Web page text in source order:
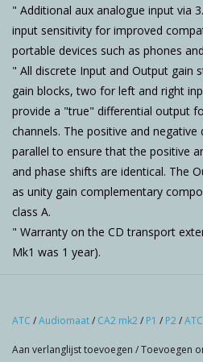
" Additional aux analogue input via
input sensitivity for improved
portable devices such as phones
" All discrete Input and Output gain
gain blocks, two for left and right
provide a "true" differential output
channels. The positive and negative
parallel to ensure that the positive
and phase shifts are identical. The
as unity gain complementary
class A.
" Warranty on the CD transport
Mk1 was 1 year).
ATC /Audiomaat/ CA2 mk2/ P1 / P2/ATC
Aan verlanglijst toevoegen /Toevoegen